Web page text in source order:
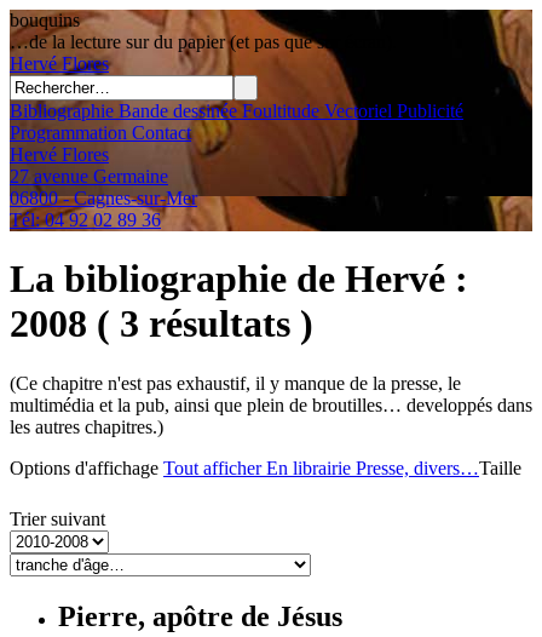
bouquins
…de la lecture sur du papier (et pas que sur écran).
HervéFlores
Bibliographie Bande dessinée Foultitude Vectoriel Publicité
Programmation Contact
Hervé Flores
27 avenue Germaine
06800 - Cagnes-sur-Mer
Tél: 04 92 02 89 36
La bibliographie de Hervé :
2008 ( 3 résultats )
(Ce chapitre n'est pas exhaustif, il y manque de la presse, le
multimédia et la pub, ainsi que plein de broutilles… developpés dans
les autres chapitres.)
Options d'affichage Tout afficherEn librairie Presse, divers…Taille
Trier suivant
Pierre, apôtre de Jésus